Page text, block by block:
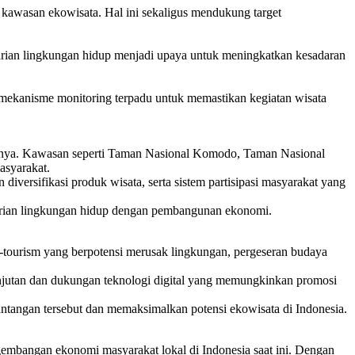
ekowisata. Hal ini sekaligus mendukung target
lingkungan hidup menjadi upaya untuk meningkatkan kesadaran
monitoring terpadu untuk memastikan kegiatan wisata
Kawasan seperti Taman Nasional Komodo, Taman Nasional
produk wisata, serta sistem partisipasi masyarakat yang
lingkungan hidup dengan pembangunan ekonomi.
yang berpotensi merusak lingkungan, pergeseran budaya
dan dukungan teknologi digital yang memungkinkan promosi
tersebut dan memaksimalkan potensi ekowisata di Indonesia.
ekonomi masyarakat lokal di Indonesia saat ini. Dengan